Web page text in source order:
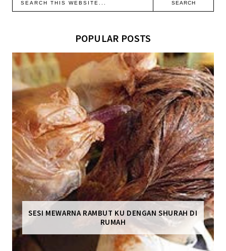
POPULAR POSTS
SESI MEWARNA RAMBUT KU DENGAN SHURAH DI
RUMAH